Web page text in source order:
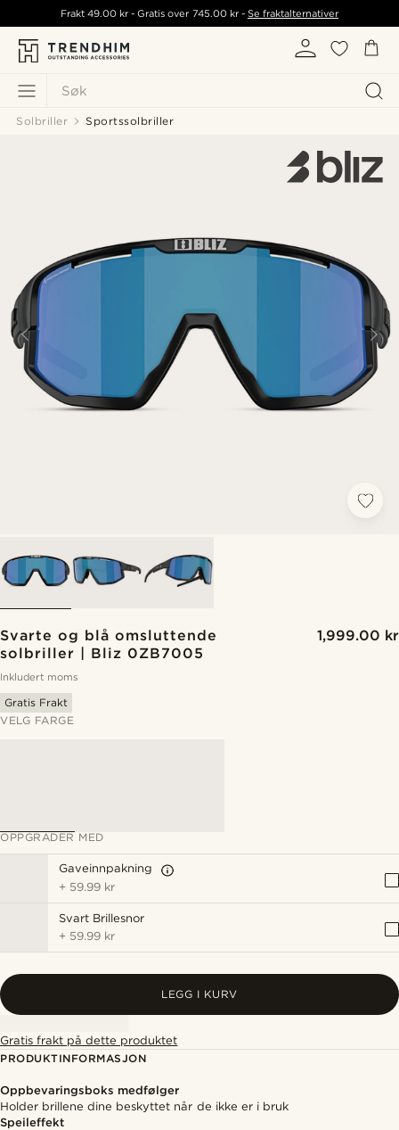
Søk
Frakt49.00 kr - Gratis over 745.00 kr- Se fraktalternativer
Solbriller Sportssolbriller
Svarte og blå omsluttende
solbriller | Bliz 0ZB7005
1,999.00 kr
Inkludert moms
Gratis Frakt
VELG FARGE
OPPGRADER MED
Gaveinnpakning
+ 59.99 kr
Svart Brillesnor
+ 59.99 kr
LEGG I KURV
Gratis frakt på dette produktet
PRODUKTINFORMASJON
Oppbevaringsboks medfølger
Holder brillene dine beskyttet når de ikke er i bruk
Speileffekt